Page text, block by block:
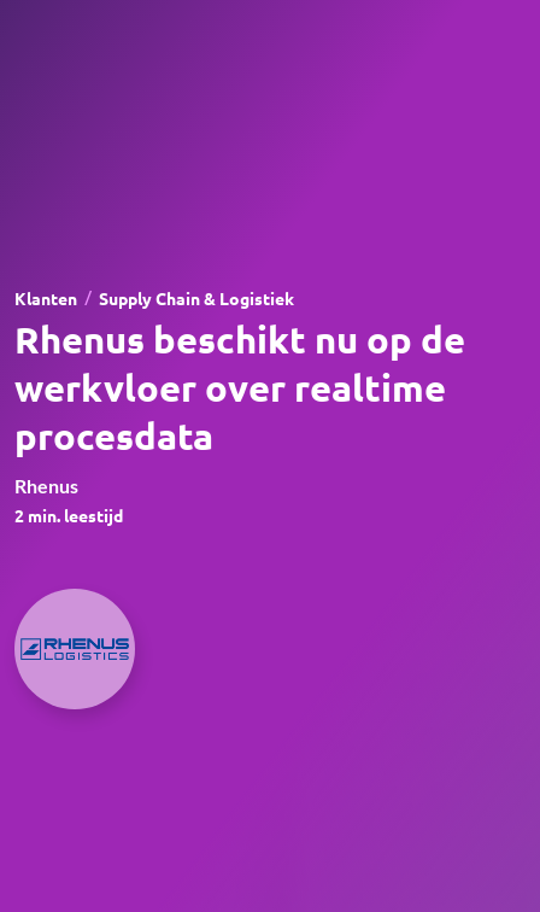
Klanten / Supply Chain & Logistiek
Rhenus beschikt nu op de
werkvloer over realtime
procesdata
Rhenus
2 min. leestijd